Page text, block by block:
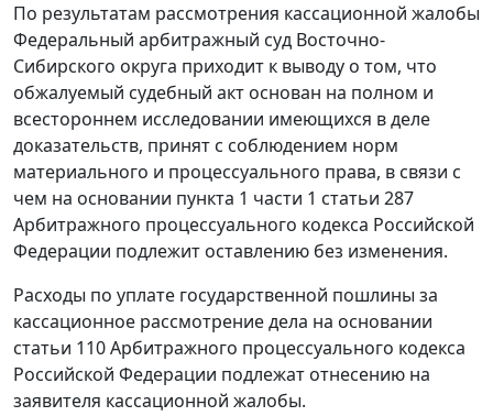
По результатам рассмотрения кассационной жалобы
Федеральный арбитражный суд Восточно-
Сибирского округа приходит к выводу о том, что
обжалуемый судебный акт основан на полном и
всестороннем исследовании имеющихся в деле
доказательств, принят с соблюдением норм
материального и процессуального права, в связи с
чем на основании пункта 1 части 1 статьи 287
Арбитражного процессуального кодекса Российской
Федерации подлежит оставлению без изменения.
Расходы по уплате государственной пошлины за
кассационное рассмотрение дела на основании
статьи 110Арбитражного процессуального кодекса
Российской Федерации подлежат отнесению на
заявителя кассационной жалобы.